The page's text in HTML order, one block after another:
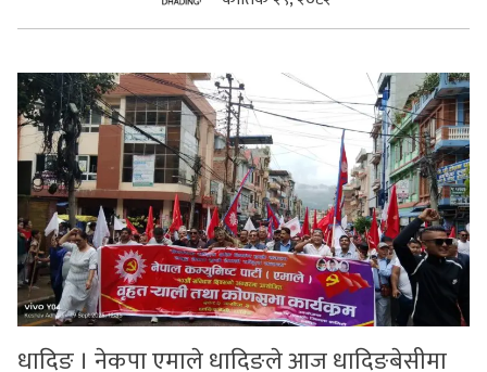
सुचनाहरु
स्वास्थ्य
भिडियो
धादिङ । नेकपा एमाले धादिङले आज धादिङबेसीमा